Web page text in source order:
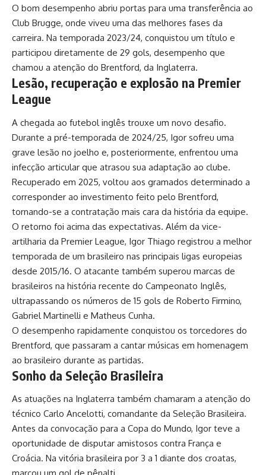
O bom desempenho abriu portas para uma transferência ao
Club Brugge, onde viveu uma das melhores fases da
carreira. Na temporada 2023/24, conquistou um título e
participou diretamente de 29 gols, desempenho que
chamou a atenção do Brentford, da Inglaterra.
Lesão, recuperação e explosão na Premier
League
A chegada ao futebol inglês trouxe um novo desafio.
Durante a pré-temporada de 2024/25, Igor sofreu uma
grave lesão no joelho e, posteriormente, enfrentou uma
infecção articular que atrasou sua adaptação ao clube.
Recuperado em 2025, voltou aos gramados determinado a
corresponder ao investimento feito pelo Brentford,
tornando-se a contratação mais cara da história da equipe.
O retorno foi acima das expectativas. Além da vice-
artilharia da Premier League, Igor Thiago registrou a melhor
temporada de um brasileiro nas principais ligas europeias
desde 2015/16. O atacante também superou marcas de
brasileiros na história recente do Campeonato Inglês,
ultrapassando os números de 15 gols de Roberto Firmino,
Gabriel Martinelli e Matheus Cunha.
O desempenho rapidamente conquistou os torcedores do
Brentford, que passaram a cantar músicas em homenagem
ao brasileiro durante as partidas.
Sonho da Seleção Brasileira
As atuações na Inglaterra também chamaram a atenção do
técnico Carlo Ancelotti, comandante da Seleção Brasileira.
Antes da convocação para a Copa do Mundo, Igor teve a
oportunidade de disputar amistosos contra França e
Croácia. Na vitória brasileira por 3 a 1 diante dos croatas,